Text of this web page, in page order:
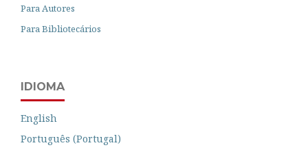
Para Autores
Para Bibliotecários
IDIOMA
English
Português (Portugal)